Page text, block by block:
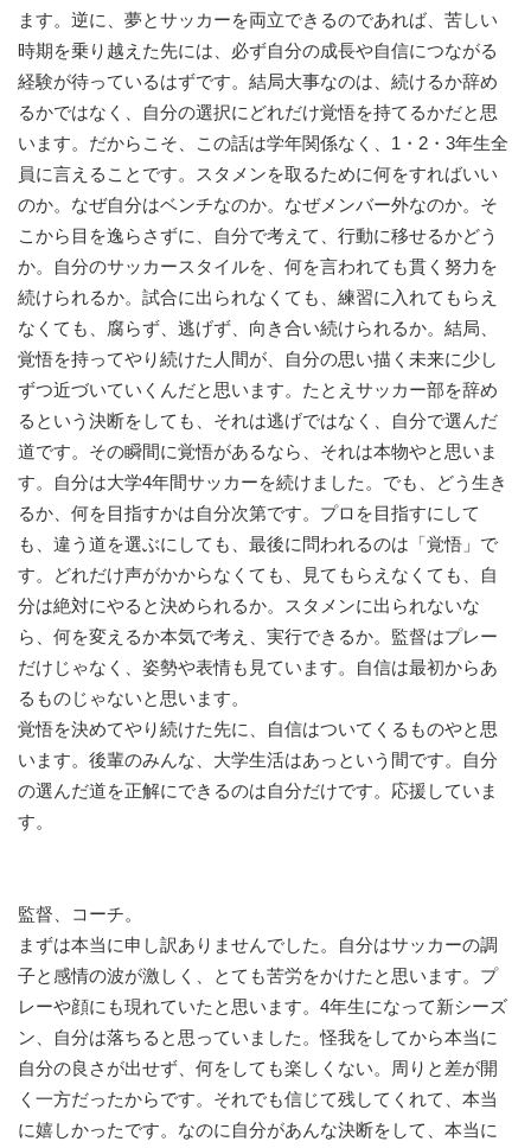
ます。逆に、夢とサッカーを両立できるのであれば、苦しい
時期を乗り越えた先には、必ず自分の成長や自信につながる
経験が待っているはずです。結局大事なのは、続けるか辞め
るかではなく、自分の選択にどれだけ覚悟を持てるかだと思
います。だからこそ、この話は学年関係なく、1・2・3年生全
員に言えることです。スタメンを取るために何をすればいい
のか。なぜ自分はベンチなのか。なぜメンバー外なのか。そ
こから目を逸らさずに、自分で考えて、行動に移せるかどう
か。自分のサッカースタイルを、何を言われても貫く努力を
続けられるか。試合に出られなくても、練習に入れてもらえ
なくても、腐らず、逃げず、向き合い続けられるか。結局、
覚悟を持ってやり続けた人間が、自分の思い描く未来に少し
ずつ近づいていくんだと思います。たとえサッカー部を辞め
るという決断をしても、それは逃げではなく、自分で選んだ
道です。その瞬間に覚悟があるなら、それは本物やと思いま
す。自分は大学4年間サッカーを続けました。でも、どう生き
るか、何を目指すかは自分次第です。プロを目指すにして
も、違う道を選ぶにしても、最後に問われるのは「覚悟」で
す。どれだけ声がかからなくても、見てもらえなくても、自
分は絶対にやると決められるか。スタメンに出られないな
ら、何を変えるか本気で考え、実行できるか。監督はプレー
だけじゃなく、姿勢や表情も見ています。自信は最初からあ
るものじゃないと思います。
覚悟を決めてやり続けた先に、自信はついてくるものやと思
います。後輩のみんな、大学生活はあっという間です。自分
の選んだ道を正解にできるのは自分だけです。応援していま
す。
監督、コーチ。
まずは本当に申し訳ありませんでした。自分はサッカーの調
子と感情の波が激しく、とても苦労をかけたと思います。プ
レーや顔にも現れていたと思います。4年生になって新シーズ
ン、自分は落ちると思っていました。怪我をしてから本当に
自分の良さが出せず、何をしても楽しくない。周りと差が開
く一方だったからです。それでも信じて残してくれて、本当
に嬉しかったです。なのに自分があんな決断をして、本当に